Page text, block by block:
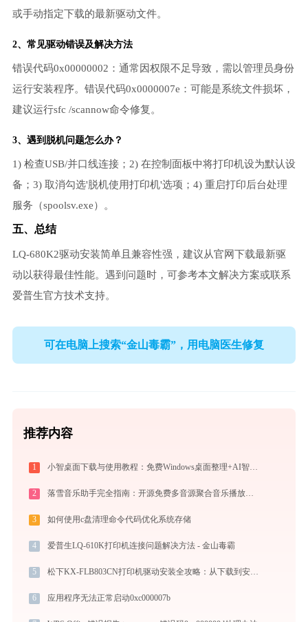
或手动指定下载的最新驱动文件。
2、常见驱动错误及解决方法
错误代码0x00000002：通常因权限不足导致，需以管理员身份
运行安装程序。错误代码0x0000007e：可能是系统文件损坏，
建议运行sfc /scannow命令修复。
3、遇到脱机问题怎么办？
1) 检查USB/并口线连接；2) 在控制面板中将打印机设为默认设
备；3) 取消勾选'脱机使用打印机'选项；4) 重启打印后台处理
服务（spoolsv.exe）。
五、总结
LQ-680K2驱动安装简单且兼容性强，建议从官网下载最新驱
动以获得最佳性能。遇到问题时，可参考本文解决方案或联系
爱普生官方技术支持。
可在电脑上搜索“金山毒霸”，用电脑医生修复
推荐内容
1 小智桌面下载与使用教程：免费Windows桌面整理+AI智能搜索效率工具
2 落雪音乐助手完全指南：开源免费多音源聚合音乐播放器的安装、配置与使用技巧（2026最新）
3 如何使用c盘清理命令代码优化系统存储
4 爱普生LQ-610K打印机连接问题解决方法 - 金山毒霸
5 松下KX-FLB803CN打印机驱动安装全攻略：从下载到安装完全教程
6 应用程序无法正常启动0xc000007b